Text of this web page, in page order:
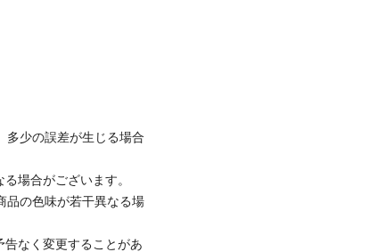
少の誤差が生じる場合
場合がございます。
品の色味が若干異なる場
なく変更することがあ